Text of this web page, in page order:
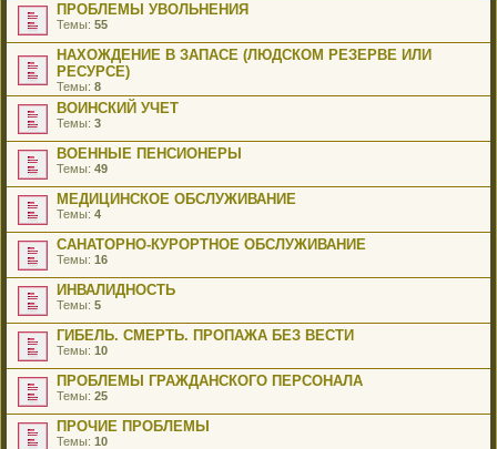
ПРОБЛЕМЫ УВОЛЬНЕНИЯ
Темы: 55
НАХОЖДЕНИЕ В ЗАПАСЕ (ЛЮДСКОМ РЕЗЕРВЕ ИЛИ
РЕСУРСЕ)
Темы: 8
ВОИНСКИЙ УЧЕТ
Темы: 3
ВОЕННЫЕ ПЕНСИОНЕРЫ
Темы: 49
МЕДИЦИНСКОЕ ОБСЛУЖИВАНИЕ
Темы: 4
САНАТОРНО-КУРОРТНОЕ ОБСЛУЖИВАНИЕ
Темы: 16
ИНВАЛИДНОСТЬ
Темы: 5
ГИБЕЛЬ. СМЕРТЬ. ПРОПАЖА БЕЗ ВЕСТИ
Темы: 10
ПРОБЛЕМЫ ГРАЖДАНСКОГО ПЕРСОНАЛА
Темы: 25
ПРОЧИЕ ПРОБЛЕМЫ
Темы: 10